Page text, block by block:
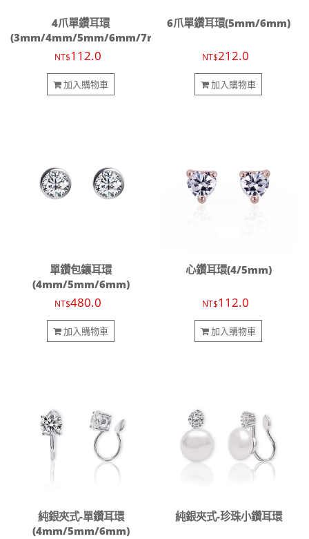
4爪單鑽耳環
(3mm/4mm/5mm/6mm/7mm)
NT$112.0
加入購物車
6爪單鑽耳環(5mm/6mm)
NT$212.0
加入購物車
單鑽包鑲耳環
(4mm/5mm/6mm)
NT$480.0
加入購物車
心鑽耳環(4/5mm)
NT$112.0
加入購物車
純銀夾式-單鑽耳環
(4mm/5mm/6mm)
純銀夾式-珍珠小鑽耳環